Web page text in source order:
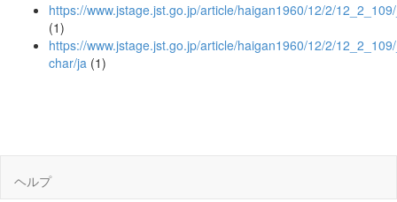
https://www.jstage.jst.go.jp/article/haigan1960/12/2/
(1)
https://www.jstage.jst.go.jp/article/haigan1960/12/2/
char/ja (1)
ヘルプ